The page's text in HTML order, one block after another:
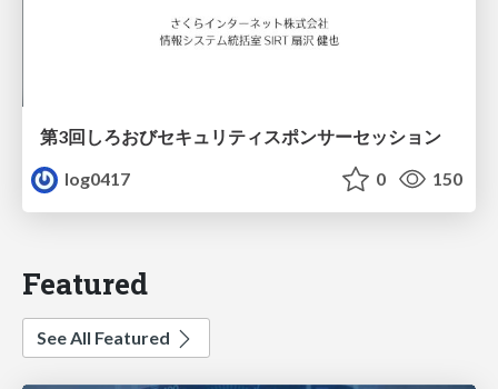
第3回しろおびセキュリティスポンサーセッション
log0417
0 150
Featured
See All Featured